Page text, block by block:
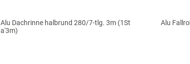
Alu Dachrinne halbrund 280/7-tlg. 3m (1St
a'3m)
Alu